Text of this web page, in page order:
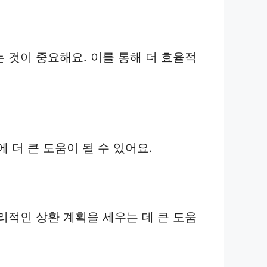
것이 중요해요. 이를 통해 더 효율적
더 큰 도움이 될 수 있어요.
적인 상환 계획을 세우는 데 큰 도움